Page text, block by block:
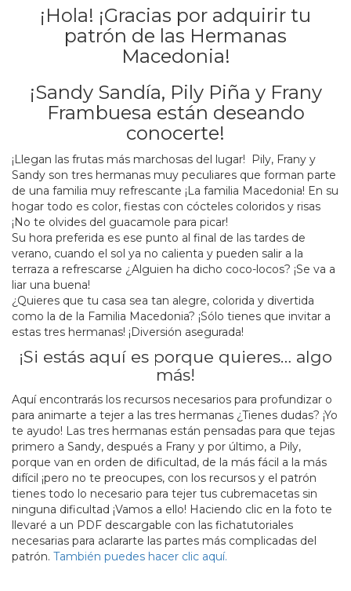
¡Hola! ¡Gracias por adquirir tu
patrón de las Hermanas
Macedonia!
¡Sandy Sandía, Pily Piña y Frany
Frambuesa están deseando
conocerte!
¡Llegan las frutas más marchosas del lugar! Pily, Frany y
Sandy son tres hermanas muy peculiares que forman parte
de una familia muy refrescante ¡La familia Macedonia! En su
hogar todo es color, fiestas con cócteles coloridos y risas
¡No te olvides del guacamole para picar!
Su hora preferida es ese punto al final de las tardes de
verano, cuando el sol ya no calienta y pueden salir a la
terraza a refrescarse ¿Alguien ha dicho coco-locos? ¡Se va a
liar una buena!
¿Quieres que tu casa sea tan alegre, colorida y divertida
como la de la Familia Macedonia? ¡Sólo tienes que invitar a
estas tres hermanas! ¡Diversión asegurada!
¡Si estás aquí es porque quieres… algo
más!
Aquí encontrarás los recursos necesarios para profundizar o
para animarte a tejer a las tres hermanas ¿Tienes dudas? ¡Yo
te ayudo! Las tres hermanas están pensadas para que tejas
primero a Sandy, después a Frany y por último, a Pily,
porque van en orden de dificultad, de la más fácil a la más
difícil ¡pero no te preocupes, con los recursos y el patrón
tienes todo lo necesario para tejer tus cubremacetas sin
ninguna dificultad ¡Vamos a ello! Haciendo clic en la foto te
llevaré a un PDF descargable con las fichatutoriales
necesarias para aclararte las partes más complicadas del
patrón. También puedes hacer clic aquí.